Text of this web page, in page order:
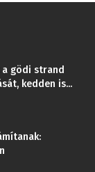
gödi strand
kedden is...